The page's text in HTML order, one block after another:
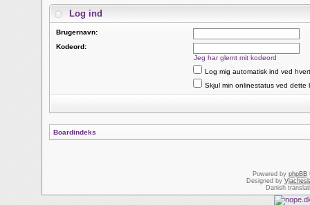
Log ind
Brugernavn:
Kodeord:
Jeg har glemt mit kodeord
Log mig automatisk ind ved
Skjul min onlinestatus ved dette
Boardindeks
Powered by phpBB
Designed by
Danish